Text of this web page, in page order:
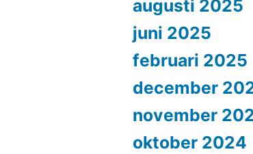
augusti 2025
juni 2025
februari 2025
december
november
oktober 2024